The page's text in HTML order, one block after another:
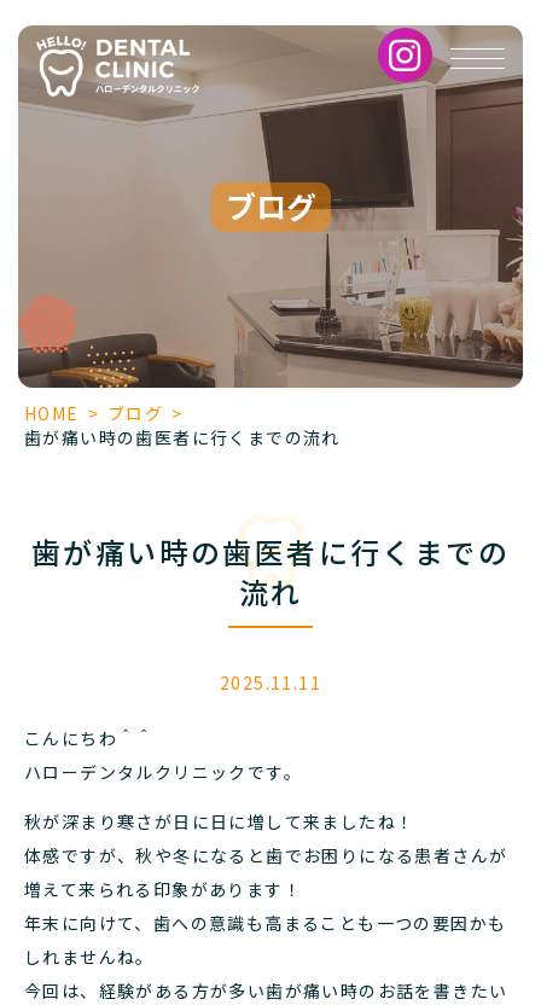
歯
が
痛
者
行
く
ま
で
の
ブログ
HOME > ブログ >
歯が痛い時の歯医者に行くまでの流れ
歯が痛い時の歯医者に行くまでの
流れ
2025.11.11
こんにちわ＾＾
ハローデンタルクリニックです。
秋が深まり寒さが日に日に増して来ましたね！
体感ですが、秋や冬になると歯でお困りになる患者さんが
増えて来られる印象があります！
年末に向けて、歯への意識も高まることも一つの要因かも
しれませんね。
今回は、経験がある方が多い歯が痛い時のお話を書きたい